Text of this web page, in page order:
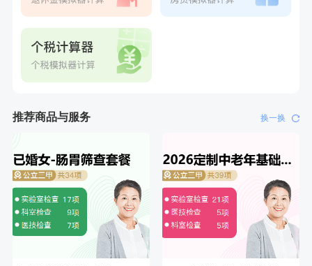
推荐商品与服务 换一换